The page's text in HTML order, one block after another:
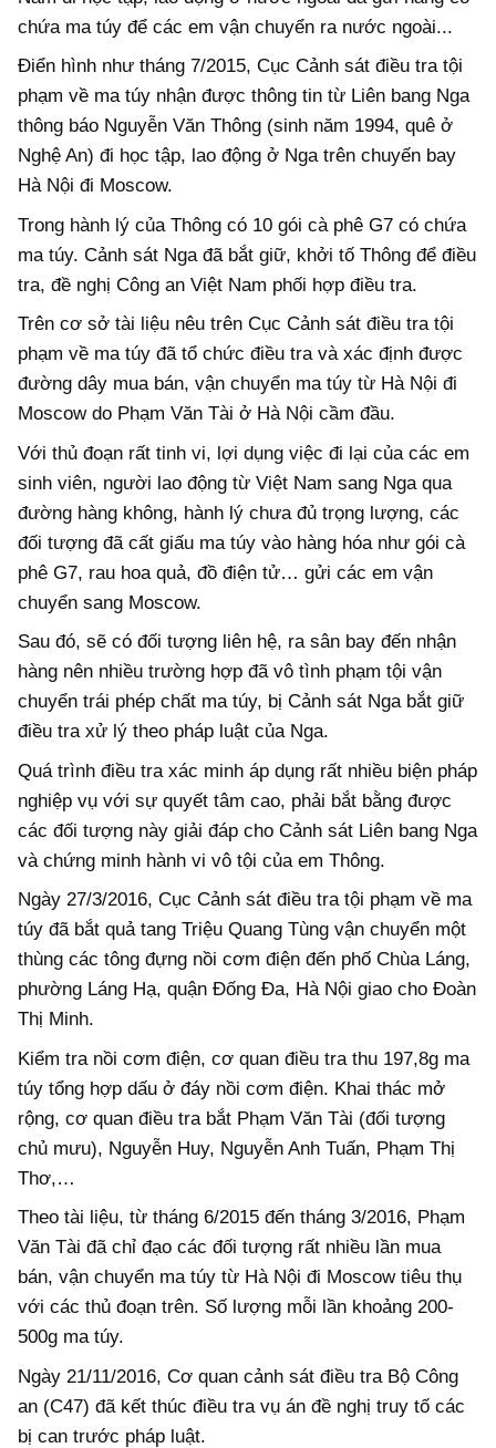
chứa ma túy để các em vận chuyển ra nước ngoài...
Điển hình như tháng 7/2015, Cục Cảnh sát điều tra tội
phạm về ma túy nhận được thông tin từ Liên bang Nga
thông báo Nguyễn Văn Thông (sinh năm 1994, quê ở
Nghệ An) đi học tập, lao động ở Nga trên chuyến bay
Hà Nội đi Moscow.
Trong hành lý của Thông có 10 gói cà phê G7 có chứa
ma túy. Cảnh sát Nga đã bắt giữ, khởi tố Thông để điều
tra, đề nghị Công an Việt Nam phối hợp điều tra.
Trên cơ sở tài liệu nêu trên Cục Cảnh sát điều tra tội
phạm về ma túy đã tổ chức điều tra và xác định được
đường dây mua bán, vận chuyển ma túy từ Hà Nội đi
Moscow do Phạm Văn Tài ở Hà Nội cầm đầu.
Với thủ đoạn rất tinh vi, lợi dụng việc đi lại của các em
sinh viên, người lao động từ Việt Nam sang Nga qua
đường hàng không, hành lý chưa đủ trọng lượng, các
đối tượng đã cất giấu ma túy vào hàng hóa như gói cà
phê G7, rau hoa quả, đồ điện tử… gửi các em vận
chuyển sang Moscow.
Sau đó, sẽ có đối tượng liên hệ, ra sân bay đến nhận
hàng nên nhiều trường hợp đã vô tình phạm tội vận
chuyển trái phép chất ma túy, bị Cảnh sát Nga bắt giữ
điều tra xử lý theo pháp luật của Nga.
Quá trình điều tra xác minh áp dụng rất nhiều biện pháp
nghiệp vụ với sự quyết tâm cao, phải bắt bằng được
các đối tượng này giải đáp cho Cảnh sát Liên bang Nga
và chứng minh hành vi vô tội của em Thông.
Ngày 27/3/2016, Cục Cảnh sát điều tra tội phạm về ma
túy đã bắt quả tang Triệu Quang Tùng vận chuyển một
thùng các tông đựng nồi cơm điện đến phố Chùa Láng,
phường Láng Hạ, quận Đống Đa, Hà Nội giao cho Đoàn
Thị Minh.
Kiểm tra nồi cơm điện, cơ quan điều tra thu 197,8g ma
túy tổng hợp dấu ở đáy nồi cơm điện. Khai thác mở
rộng, cơ quan điều tra bắt Phạm Văn Tài (đối tượng
chủ mưu), Nguyễn Huy, Nguyễn Anh Tuấn, Phạm Thị
Thơ,…
Theo tài liệu, từ tháng 6/2015 đến tháng 3/2016, Phạm
Văn Tài đã chỉ đạo các đối tượng rất nhiều lần mua
bán, vận chuyển ma túy từ Hà Nội đi Moscow tiêu thụ
với các thủ đoạn trên. Số lượng mỗi lần khoảng 200-
500g ma túy.
Ngày 21/11/2016, Cơ quan cảnh sát điều tra Bộ Công
an (C47) đã kết thúc điều tra vụ án đề nghị truy tố các
bị can trước pháp luật.